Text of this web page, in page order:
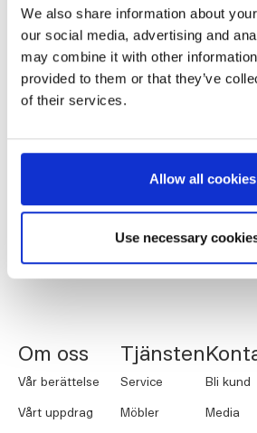
We also share information about
our social media, advertising and
may combine it with other
provided to them or that they’ve
of their services.
Allow all cookies
Use necessary
Don't office like
Detta är mer än framtiden - det är
Kom
NORNORM Footer
Om oss
Vår berättelse
Vårt uppdrag
Tjänsten
Service
Möbler
Bli kund
Media